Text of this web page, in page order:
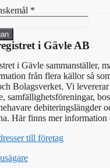
*
i Gävle AB
i Gävle sammanställer,
från flera källor så
Bolagsverket. Vi
samfällighetsföreningar,
debiteringslängder
Här finns mer information
till företag